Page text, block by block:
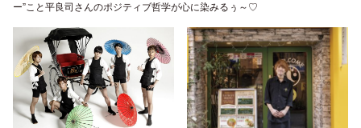
ー”こと平良司さんのポジティブ哲学が心に染みるぅ～♡